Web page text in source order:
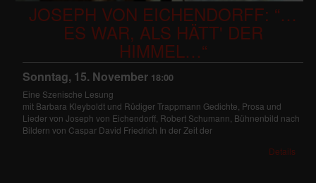
JOSEPH VON EICHENDORFF: “…
ES WAR, ALS HÄTT' DER
HIMMEL…“
Sonntag, 15. November 18:00
Eine Szenische Lesung
mit Barbara Kleyboldt und Rüdiger Trappmann Gedichte, Prosa und
Lieder von Joseph von Eichendorff, Robert Schumann, Bühnenbild nach
Bildern von Caspar David Friedrich In der Zeit der
Details